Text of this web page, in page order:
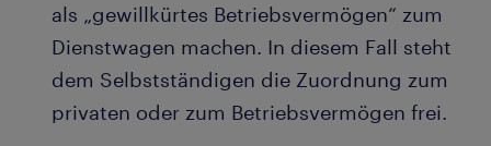
als „gewillkürtes Betriebsvermögen“ zum
Dienstwagen machen. In diesem Fall steht
dem Selbstständigen die Zuordnung zum
privaten oder zum Betriebsvermögen frei.